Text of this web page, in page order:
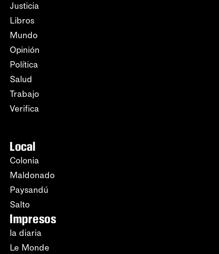
Justicia
Libros
Mundo
Opinión
Política
Salud
Trabajo
Verifica
Local
Colonia
Maldonado
Paysandú
Salto
Impresos
la diaria
Le Monde